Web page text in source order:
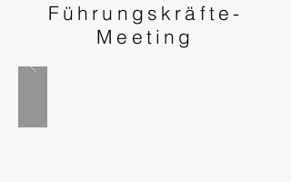
Führungskräfte-
Meeting